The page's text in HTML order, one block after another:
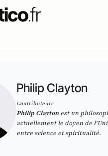
Philip Clayton
Contributeurs
Philip Clayton est un
actuellement le doyen de
entre science et spiritualité.